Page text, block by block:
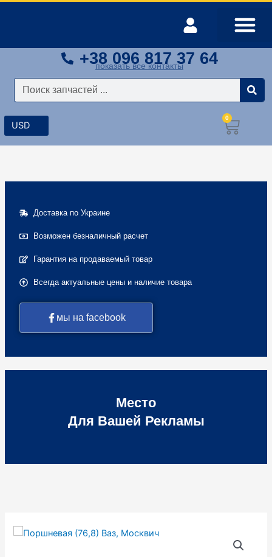
+38 096 817 37 64
показать все контакты
Поиск
0
Доставка по Украине
Возможен безналичный расчет
Гарантия на продаваемый товар
Всегда актуальные цены и наличие товара
мы на facebook
Место
Для Вашей Рекламы
Количество